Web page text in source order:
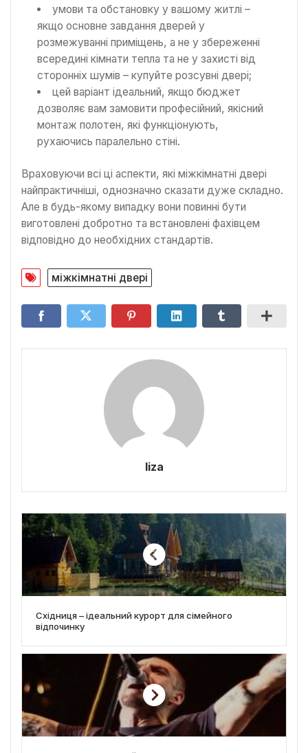
умови та обстановку у вашому житлі –
якщо основне завдання дверей у
розмежуванні приміщень, а не у збереженні
всередині кімнати тепла та не у захисті від
сторонніх шумів – купуйте розсувні двері;
цей варіант ідеальний, якщо бюджет
дозволяє вам замовити професійний, якісний
монтаж полотен, які функціонують,
рухаючись паралельно стіні.
Враховуючи всі ці аспекти, які міжкімнатні двері
найпрактичніші, однозначно сказати дуже складно.
Але в будь-якому випадку вони повинні бути
виготовлені добротно та встановлені фахівцем
відповідно до необхідних стандартів.
міжкімнатні двері
liza
Східниця – ідеальний курорт для сімейного
відпочинку